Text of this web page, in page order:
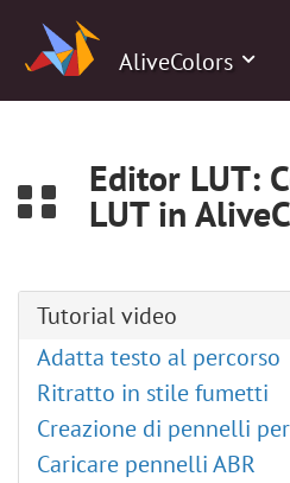
AliveColors
Editor LUT:
LUT in
Tutorial video
Adatta testo al percorso
Ritratto in stile fumetti
Creazione di pennelli
Caricare pennelli ABR